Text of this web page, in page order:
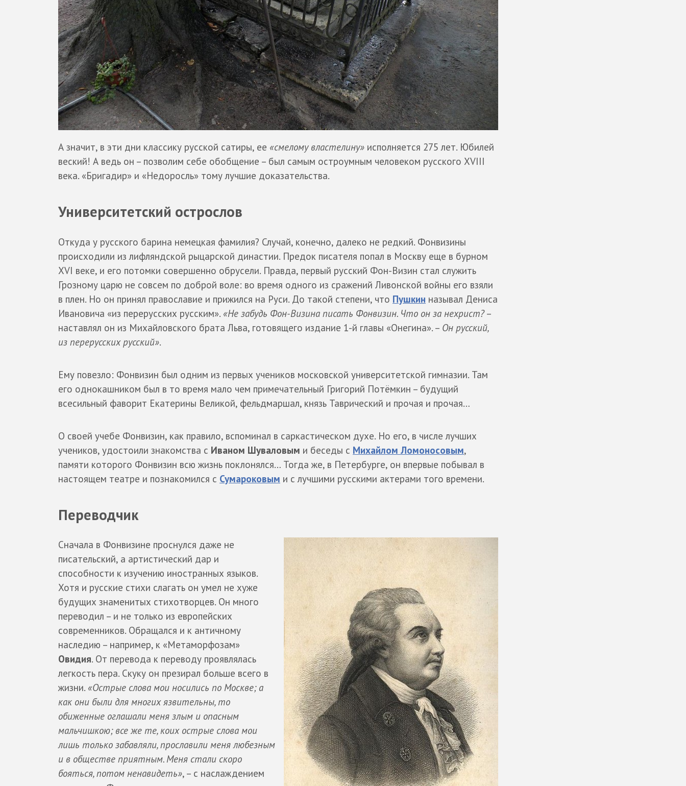
А значит, в эти дни классику русской сатиры, ее «смелому властелину» исполняется 275 лет. Юбилей
веский! А ведь он – позволим себе обобщение – был самым остроумным человеком русского XVIII
века. «Бригадир» и «Недоросль» тому лучшие доказательства.
Университетский острослов
Откуда у русского барина немецкая фамилия? Случай, конечно, далеко не редкий. Фонвизины
происходили из лифляндской рыцарской династии. Предок писателя попал в Москву еще в бурном
XVI веке, и его потомки совершенно обрусели. Правда, первый русский Фон-Визин стал служить
Грозному царю не совсем по доброй воле: во время одного из сражений Ливонской войны его взяли
в плен. Но он принял православие и прижился на Руси. До такой степени, что Пушкин называл Дениса
Ивановича «из перерусских русским». «Не забудь Фон-Визина писать Фонвизин. Что он за нехрист?–
наставлял он из Михайловского брата Льва, готовящего издание 1-й главы «Онегина». – Он русский,
из перерусских русский».
Ему повезло: Фонвизин был одним из первых учеников московской университетской гимназии. Там
его однокашником был в то время мало чем примечательный Григорий Потёмкин – будущий
всесильный фаворит Екатерины Великой, фельдмаршал, князь Таврический и прочая и прочая…
О своей учебе Фонвизин, как правило, вспоминал в саркастическом духе. Но его, в числе лучших
учеников, удостоили знакомства с Иваном Шуваловым и беседы с Михайлом Ломоносовым,
памяти которого Фонвизин всю жизнь поклонялся… Тогда же, в Петербурге, он впервые побывал в
настоящем театре и познакомился с Сумароковым и с лучшими русскими актерами того времени.
Переводчик
Сначала в Фонвизине проснулся даже не
писательский, а артистический дар и
способности к изучению иностранных языков.
Хотя и русские стихи слагать он умел не хуже
будущих знаменитых стихотворцев. Он много
переводил – и не только из европейских
современников. Обращался и к античному
наследию – например, к «Метаморфозам»
Овидия. От перевода к переводу проявлялась
легкость пера. Скуку он презирал больше всего в
жизни. «Острые слова мои носились по Москве; а
как они были для многих язвительны, то
обиженные оглашали меня злым и опасным
мальчишкою; все же те, коих острые слова мои
лишь только забавляли, прославили меня любезным
и в обществе приятным. Меня стали скоро
бояться, потом ненавидеть», – с наслаждением